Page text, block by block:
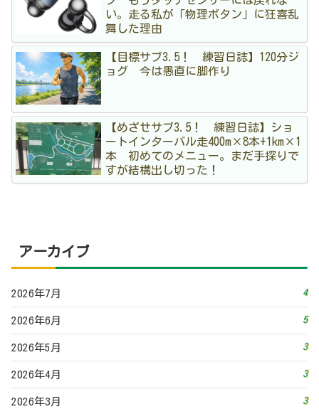
い。走る私が「物理ボタン」に狂喜乱
舞した理由
【目標サブ3.5！ 練習日誌】120分ジ
ョグ 今は愚直に脚作り
【めざせサブ3.5！ 練習日誌】ショ
ートインターバル走400m×8本+1km×1
本 初めてのメニュー。まだ手探りで
すが結構出し切った！
アーカイブ
2026年7月 4
2026年6月 5
2026年5月 3
2026年4月 3
2026年3月 3